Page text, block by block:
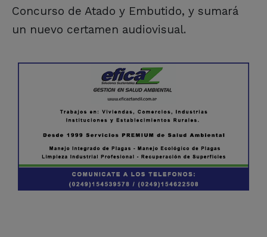
Concurso de Atado y Embutido, y sumará
un nuevo certamen audiovisual.